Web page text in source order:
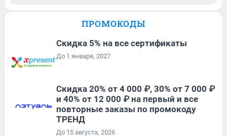
ПРОМОКОДЫ
Скидка 5% на все сертификаты
До 1 января, 2027
Скидка 20% от 4 000 ₽, 30% от 7 000 ₽
и 40% от 12 000 ₽ на первый и все
повторные заказы по промокоду
ТРЕНД
До 15 августа, 2026